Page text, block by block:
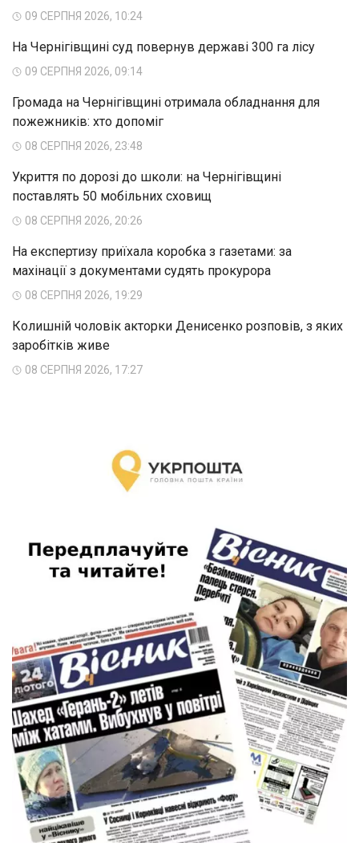
09 СЕРПНЯ 2026, 10:24
На Чернігівщині суд повернув державі 300 га лісу
09 СЕРПНЯ 2026, 09:14
Громада на Чернігівщині отримала обладнання для
пожежників: хто допоміг
08 СЕРПНЯ 2026, 23:48
Укриття по дорозі до школи: на Чернігівщині
поставлять 50 мобільних сховищ
08 СЕРПНЯ 2026, 20:26
На експертизу приїхала коробка з газетами: за
махінації з документами судять прокурора
08 СЕРПНЯ 2026, 19:29
Колишній чоловік акторки Денисенко розповів, з яких
заробітків живе
08 СЕРПНЯ 2026, 17:27